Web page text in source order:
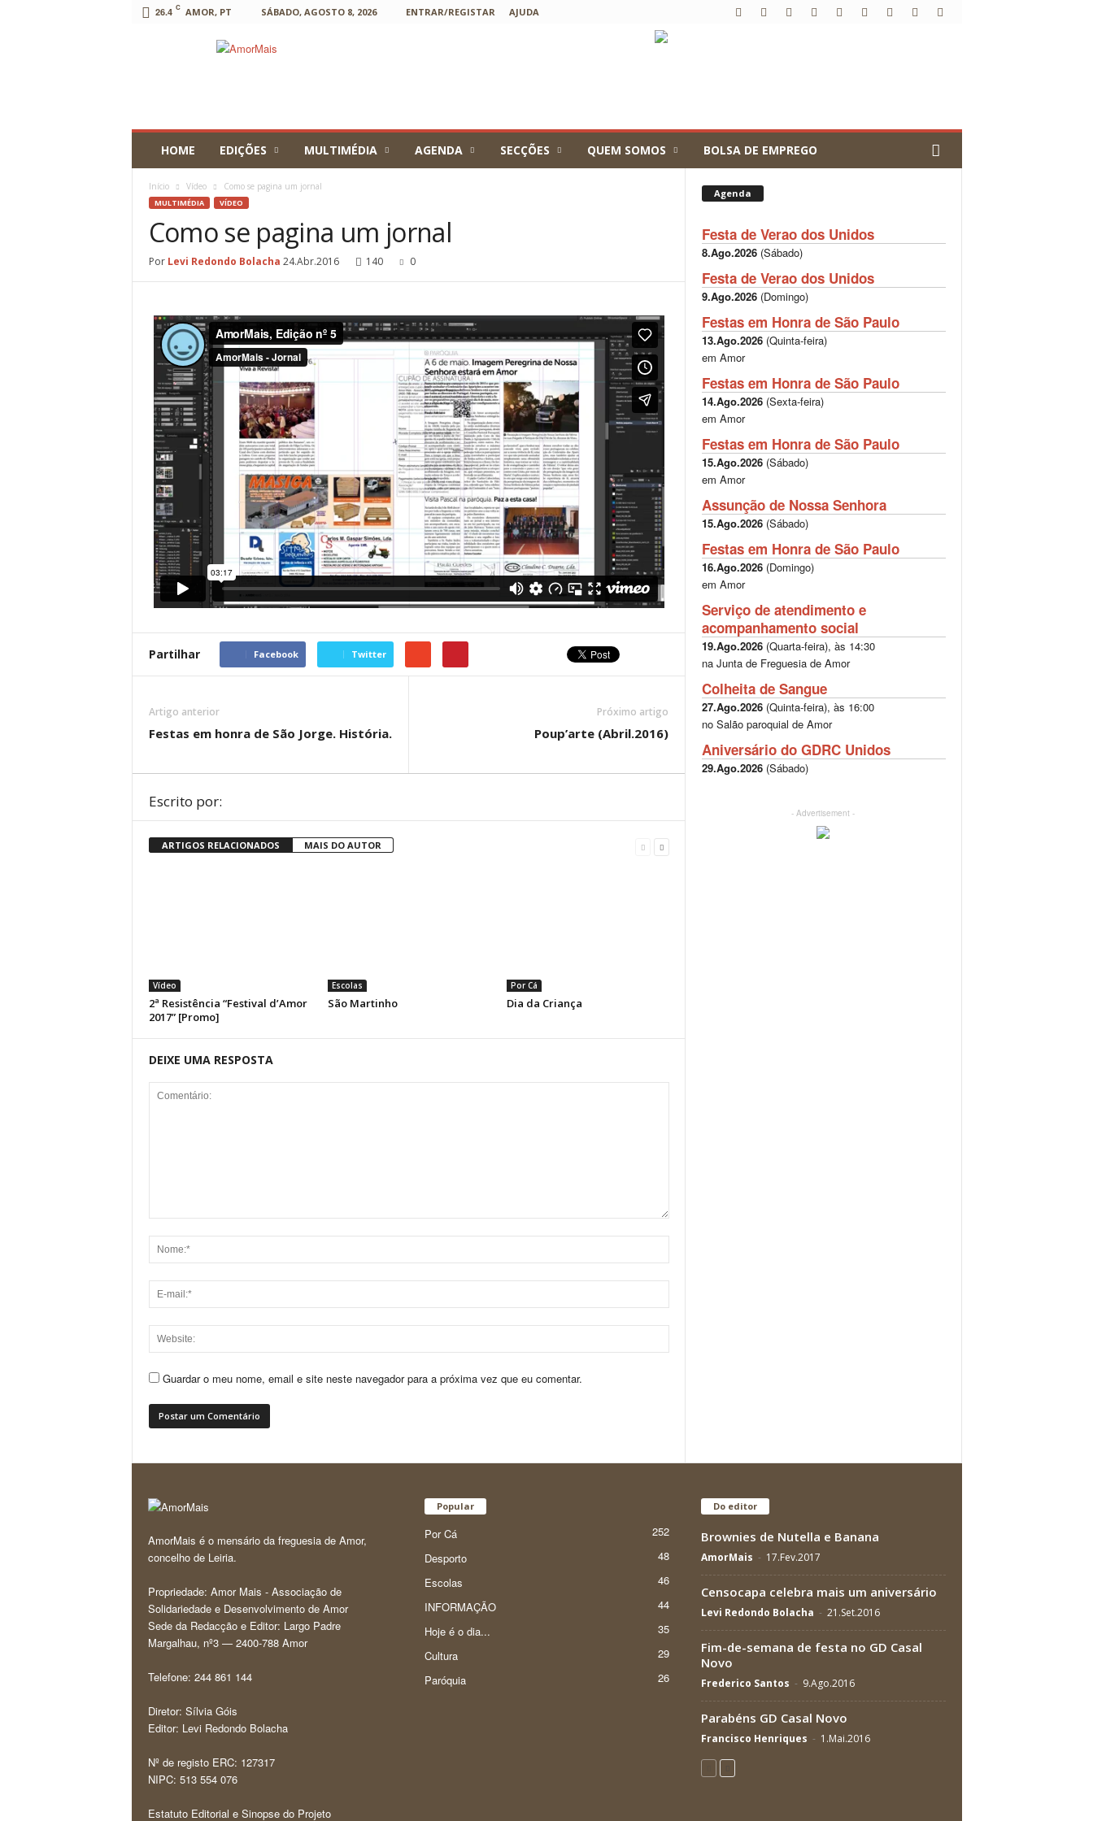
26.4 C AMOR, PT SÁBADO, AGOSTO 8, 2026 ENTRAR/REGISTAR AJUDA
HOME EDIÇÕES MULTIMÉDIA AGENDA SECÇÕES QUEM SOMOS BOLSA DE EMPREGO
Início Vídeo Como se pagina um jornal
MULTIMÉDIA VÍDEO
Como se pagina um jornal
Por Levi Redondo Bolacha 24.Abr.2016 140 0
Partilhar Facebook Twitter
Artigo anterior
Festas em honra de São Jorge. História.
Próximo artigo
Poup’arte (Abril.2016)
Escrito por:
ARTIGOS RELACIONADOS MAIS DO AUTOR
Vídeo
2ª Resistência “Festival d’Amor
2017” [Promo]
Escolas
São Martinho
Por Cá
Dia da Criança
DEIXE UMA RESPOSTA
Guardar o meu nome, email e site neste navegador para a próxima vez que eu comentar.
Agenda
Festa de Verao dos Unidos
8.Ago.2026(Sábado)
Festa de Verao dos Unidos
9.Ago.2026(Domingo)
Festas em Honra de São Paulo
13.Ago.2026(Quinta-feira)
em Amor
Festas em Honra de São Paulo
14.Ago.2026(Sexta-feira)
em Amor
Festas em Honra de São Paulo
15.Ago.2026(Sábado)
em Amor
Assunção de Nossa Senhora
15.Ago.2026(Sábado)
Festas em Honra de São Paulo
16.Ago.2026(Domingo)
em Amor
Serviço de atendimento e
acompanhamento social
19.Ago.2026(Quarta-feira), às 14:30
na Junta de Freguesia de Amor
Colheita de Sangue
27.Ago.2026(Quinta-feira), às 16:00
no Salão paroquial de Amor
Aniversário do GDRC Unidos
29.Ago.2026(Sábado)
- Advertisement -
AmorMais é o mensário da freguesia de Amor,
concelho de Leiria.
Propriedade: Amor Mais - Associação de
Solidariedade e Desenvolvimento de Amor
Sede da Redacção e Editor: Largo Padre
Margalhau, nº3 — 2400-788 Amor
Telefone: 244 861 144
Diretor: Sílvia Góis
Editor: Levi Redondo Bolacha
Nº de registo ERC: 127317
NIPC: 513 554 076
Estatuto Editorial e Sinopse do Projeto
Popular
Por Cá
252
Desporto
48
Escolas
46
INFORMAÇÃO
44
Hoje é o dia...
35
Cultura
29
Paróquia
26
Do editor
Brownies de Nutella e Banana
AmorMais - 17.Fev.2017
Censocapa celebra mais um aniversário
Levi Redondo Bolacha - 21.Set.2016
Fim-de-semana de festa no GD Casal
Novo
Frederico Santos - 9.Ago.2016
Parabéns GD Casal Novo
Francisco Henriques - 1.Mai.2016